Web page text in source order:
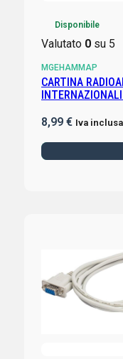
Disponibile
Valutato 0su 5
MGEHAMMAP
CARTINA
8,99 € Iva inclusa